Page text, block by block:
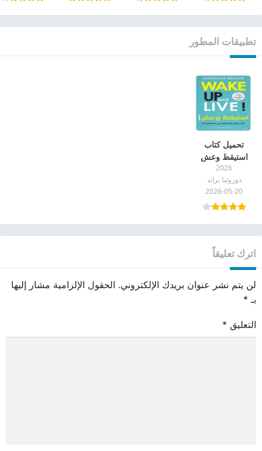
تطبيقات المطور
تحميل كتاب
استيقظ وعش
pdf
2026
دوروثيا براند
2026-05-20
اترك تعليقاً
لن يتم نشر عنوان بريدك الإلكتروني. الحقول الإلزامية مشار إليها
بـ *
التعليق *